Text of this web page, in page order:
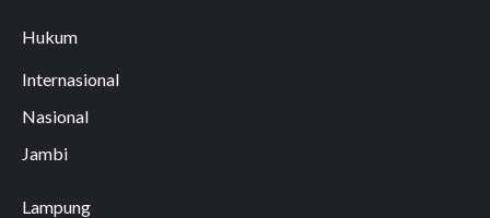
Hukum
Internasional
Nasional
Jambi
Lampung